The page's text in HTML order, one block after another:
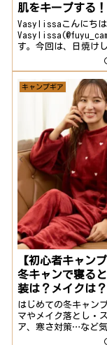
肌をキープする
止め選びのポイン
Vasylissaこんにちは
す。今回は、日焼け
肌を守りながら快適
ャンプしたい。この
を解決すべく、日焼
テムやキャンプを楽
肌を守るポイント
キャンプギア
【初心者キャンプ
冬キャンで寝る
装は？メイクは？
はじめての冬キャン
マやメイク落とし・
ア、寒さ対策…など
とや心配事がいっぱ